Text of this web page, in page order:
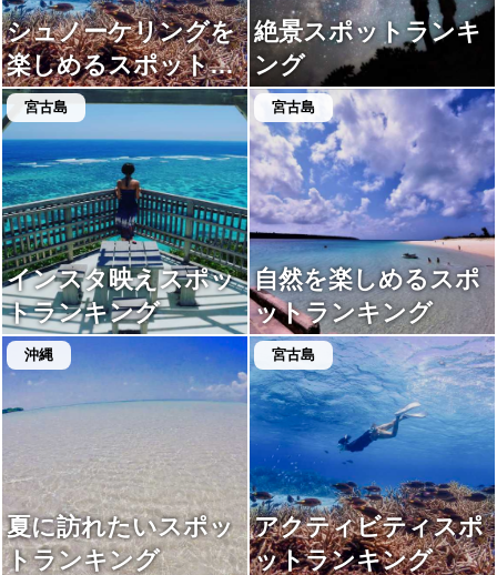
シュノーケリングを
楽しめるスポットラ
ンキング
絶景スポットランキ
ング
宮古島
インスタ映えスポッ
トランキング
宮古島
自然を楽しめるスポ
ットランキング
沖縄
夏に訪れたいスポッ
トランキング
宮古島
アクティビティスポ
ットランキング